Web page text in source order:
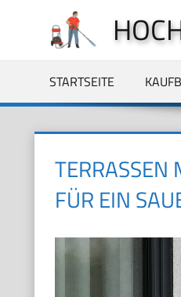
springen
STARTSEITE
TERRASSEN
FÜR EIN